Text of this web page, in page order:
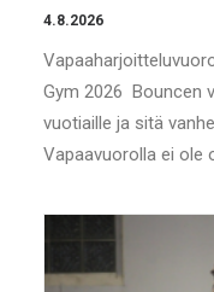
4.8.2026
Gym 2026 Bouncen
vuotiaille ja sitä
Vapaavuorolla ei ole